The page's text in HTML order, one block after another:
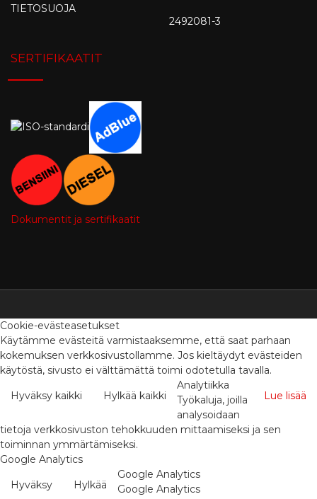
TIETOSUOJA
2492081-3
SERTIFIKAATIT
Dokumentit ja sertifikaatit
Cookie-evästeasetukset
Käytämme evästeitä varmistaaksemme, että saat parhaan
kokemuksen verkkosivustollamme. Jos kieltäydyt evästeiden
käytöstä, sivusto ei välttämättä toimi odotetulla tavalla.
Hyväksy kaikki
Hylkää kaikki Lue lisää
Analytiikka
Työkaluja, joilla
analysoidaan
tietoja verkkosivuston tehokkuuden mittaamiseksi ja sen
toiminnan ymmärtämiseksi.
Google Analytics
Hyväksy
Hylkää
Google Analytics
Google Analytics